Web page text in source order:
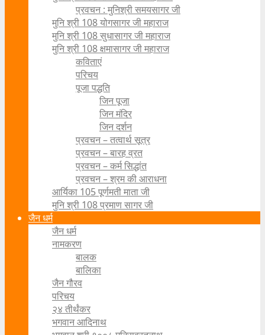
प्रवचन : मुनिश्री समयसागर जी
मुनि श्री 108 योगसागर जी महाराज
मुनि श्री 108 सुधासागर जी महाराज
मुनि श्री 108 क्षमासागर जी महाराज
कविताएं
परिचय
पूजा पद्धति
जिन पूजा
जिन मंदिर
जिन दर्शन
प्रवचन – तत्वार्थ सूत्र
प्रवचन – बारह व्रत
प्रवचन – कर्म सिद्धांत
प्रवचन – श्रम की आराधना
आर्यिका 105 पूर्णमती माता जी
मुनि श्री 108 प्रमाण सागर जी
जैन धर्म
जैन धर्म
नामकरण
बालक
बालिका
जैन गौरव
परिचय
२४ तीर्थंकर
भगवान आदिनाथ